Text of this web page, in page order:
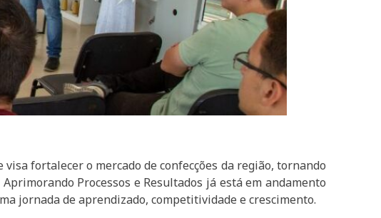
fortalecer o mercado de confecções da região, tornando
Processos e Resultados já está em andamento
jornada de aprendizado, competitividade e crescimento.